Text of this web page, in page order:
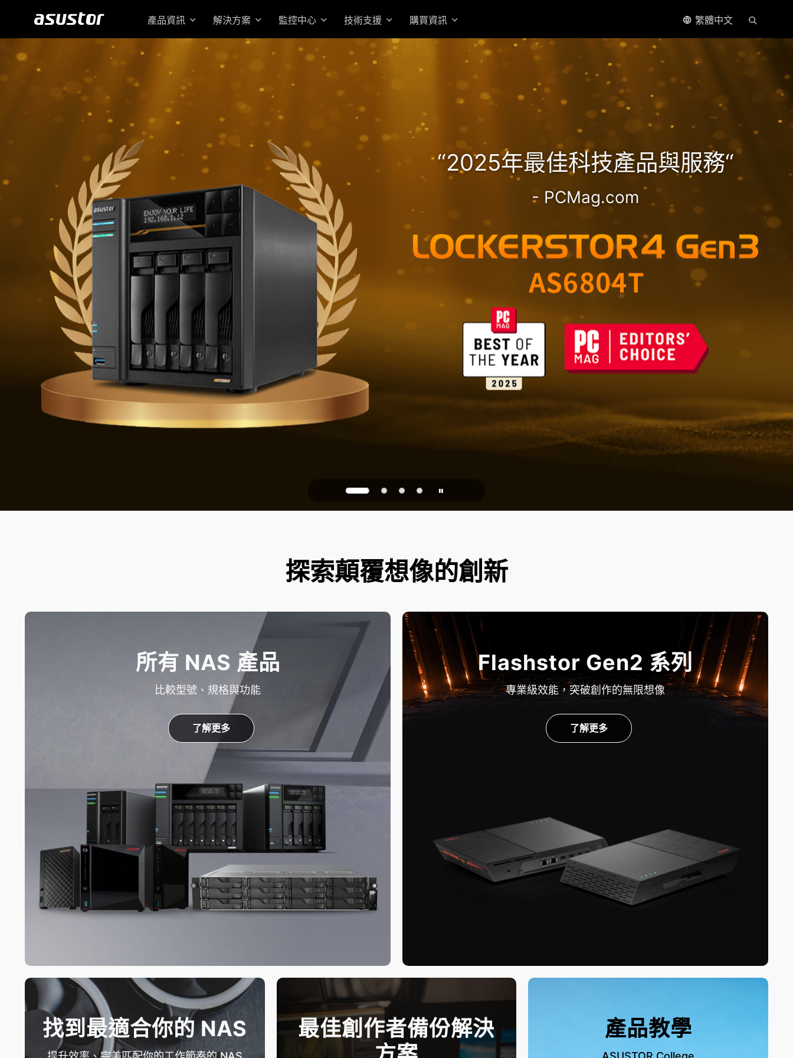
產品資訊 解決方案 監控中心 技術支援 購買資訊 繁體中文
“2025年最佳科技產品與服務“
- PCMag.com
搭載高效 AMD Ryzen 7 Pro 處理器
的機架式企業級旗艦 NAS
入門首選高性價 2.5GbE NAS
家庭與辦公室的可靠儲存
PQC Ready
防禦未來的量子攻擊
探索顛覆想像的創新
所有 NAS 產品
比較型號、規格與功能
了解更多
Flashstor Gen2 系列
專業級效能，突破創作的無限想像
了解更多
找到最適合你的 NAS
最佳創作者備份解決
產品教學